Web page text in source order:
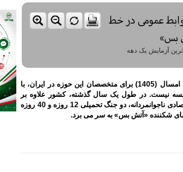
این حساب های بانکی مسدود می
شود
بازنشسته تامین اجتماعی
مصوبه سازمان بورس در بلند
مدت به نفع بازار سهام و
صندوق‌های با درآمد ثابت است
بازدید مدیرعامل بیمه کوثر از